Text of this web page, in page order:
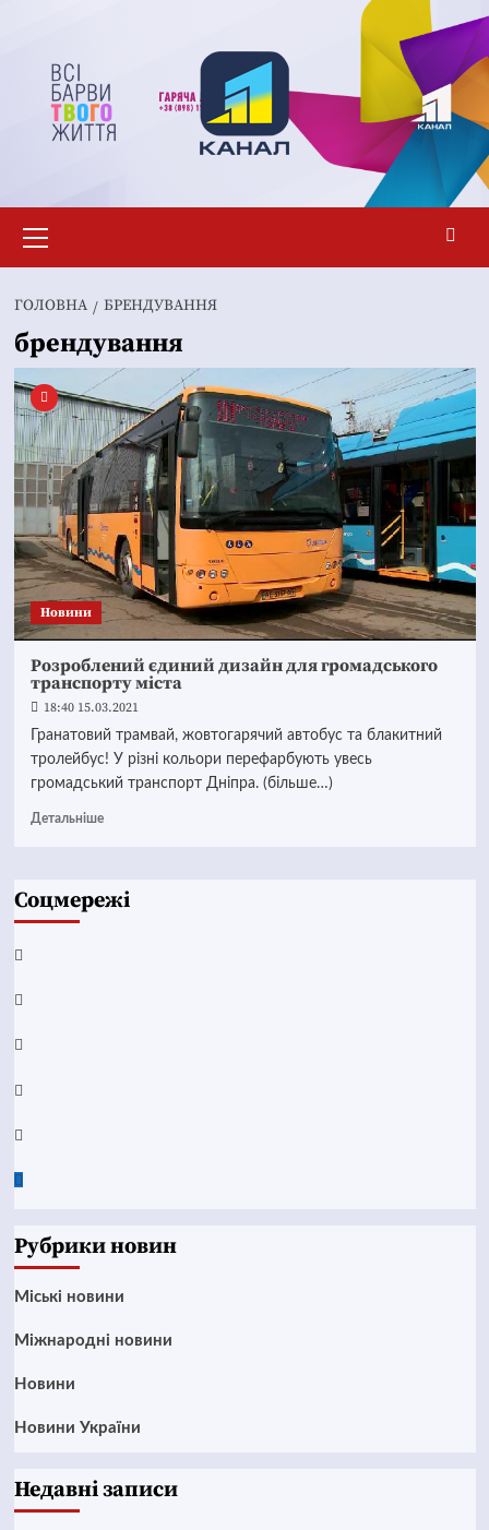
вмісту
меню
ГОЛОВНА БРЕНДУВАННЯ
брендування
Новини
Розроблений єдиний дизайн для громадського
транспорту міста
18:40 15.03.2021
Гранатовий трамвай, жовтогарячий автобус та блакитний
тролейбус! У різні кольори перефарбують увесь
громадський транспорт Дніпра. (більше…)
Детальніше
Соцмережі
Facebook
YouTube
Telegram
Instagram
Twitter
Google
Рубрики новин
Mіські новини
Міжнародні новини
Новини
Новини України
Недавні записи